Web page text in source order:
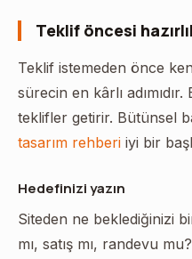
Teklif öncesi
Teklif istemeden önce
sürecin en kârlı
teklifler getirir. Bütünsel
tasarım rehberi iyi bir
Hedefinizi yazın
Siteden ne beklediğinizi
mı, satış mı, randevu